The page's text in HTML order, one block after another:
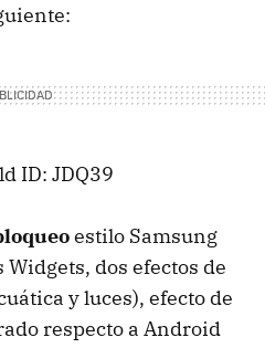
ID: JDQ39
estilo Samsung
dos efectos de
y luces), efecto de
respecto a Android